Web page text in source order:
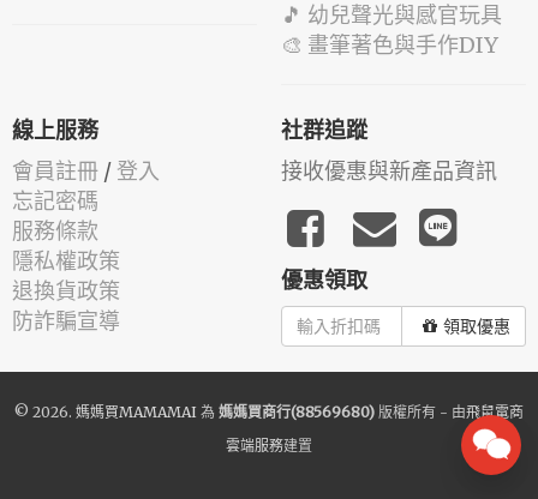
🎵 幼兒聲光與感官玩具
🎨 畫筆著色與手作DIY
線上服務
會員註冊 / 登入
忘記密碼
服務條款
隱私權政策
退換貨政策
防詐騙宣導
社群追蹤
接收優惠與新產品資訊
優惠領取
領取優惠
© 2026. 媽媽買MAMAMAI 為 媽媽買商行(88569680) 版權所有 - 由飛鼠電商
雲端服務建置